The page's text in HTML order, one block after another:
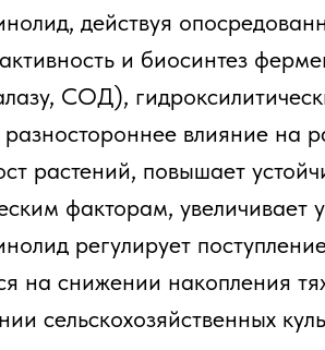
действуя
и биосинтез
СОД),
влияние на
растений, повышает
факторам, увеличивает
регулирует
на снижении накопления
сельскохозяйственных